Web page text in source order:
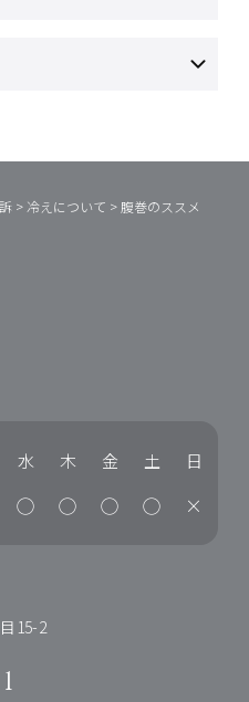
> 冷えについて > 腹巻のススメ
水 木 金 土 日
◯ ◯ ◯ ◯ ×
15-2